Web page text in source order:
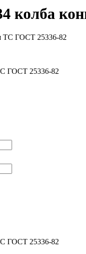
колба
ГОСТ 25336-82
ГОСТ 25336-82